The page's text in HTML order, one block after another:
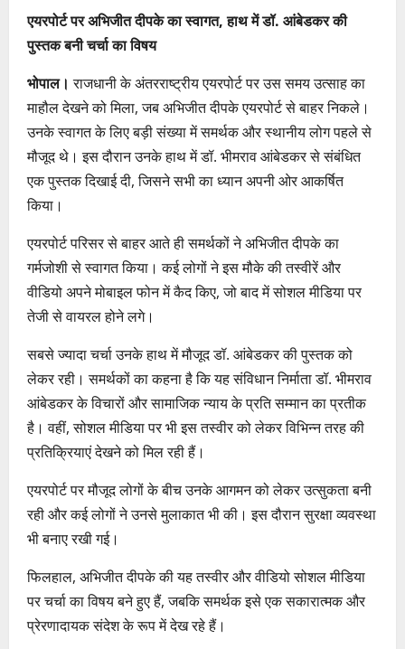
एयरपोर्ट पर अभिजीत दीपके का स्वागत, हाथ में डॉ. आंबेडकर की
पुस्तक बनी चर्चा का विषय
भोपाल। राजधानी के अंतरराष्ट्रीय एयरपोर्ट पर उस समय उत्साह का
माहौल देखने को मिला, जब अभिजीत दीपके एयरपोर्ट से बाहर निकले।
उनके स्वागत के लिए बड़ी संख्या में समर्थक और स्थानीय लोग पहले से
मौजूद थे। इस दौरान उनके हाथ में डॉ. भीमराव आंबेडकर से संबंधित
एक पुस्तक दिखाई दी, जिसने सभी का ध्यान अपनी ओर आकर्षित
किया।
एयरपोर्ट परिसर से बाहर आते ही समर्थकों ने अभिजीत दीपके का
गर्मजोशी से स्वागत किया। कई लोगों ने इस मौके की तस्वीरें और
वीडियो अपने मोबाइल फोन में कैद किए, जो बाद में सोशल मीडिया पर
तेजी से वायरल होने लगे।
सबसे ज्यादा चर्चा उनके हाथ में मौजूद डॉ. आंबेडकर की पुस्तक को
लेकर रही। समर्थकों का कहना है कि यह संविधान निर्माता डॉ. भीमराव
आंबेडकर के विचारों और सामाजिक न्याय के प्रति सम्मान का प्रतीक
है। वहीं, सोशल मीडिया पर भी इस तस्वीर को लेकर विभिन्न तरह की
प्रतिक्रियाएं देखने को मिल रही हैं।
एयरपोर्ट पर मौजूद लोगों के बीच उनके आगमन को लेकर उत्सुकता बनी
रही और कई लोगों ने उनसे मुलाकात भी की। इस दौरान सुरक्षा व्यवस्था
भी बनाए रखी गई।
फिलहाल, अभिजीत दीपके की यह तस्वीर और वीडियो सोशल मीडिया
पर चर्चा का विषय बने हुए हैं, जबकि समर्थक इसे एक सकारात्मक और
प्रेरणादायक संदेश के रूप में देख रहे हैं।